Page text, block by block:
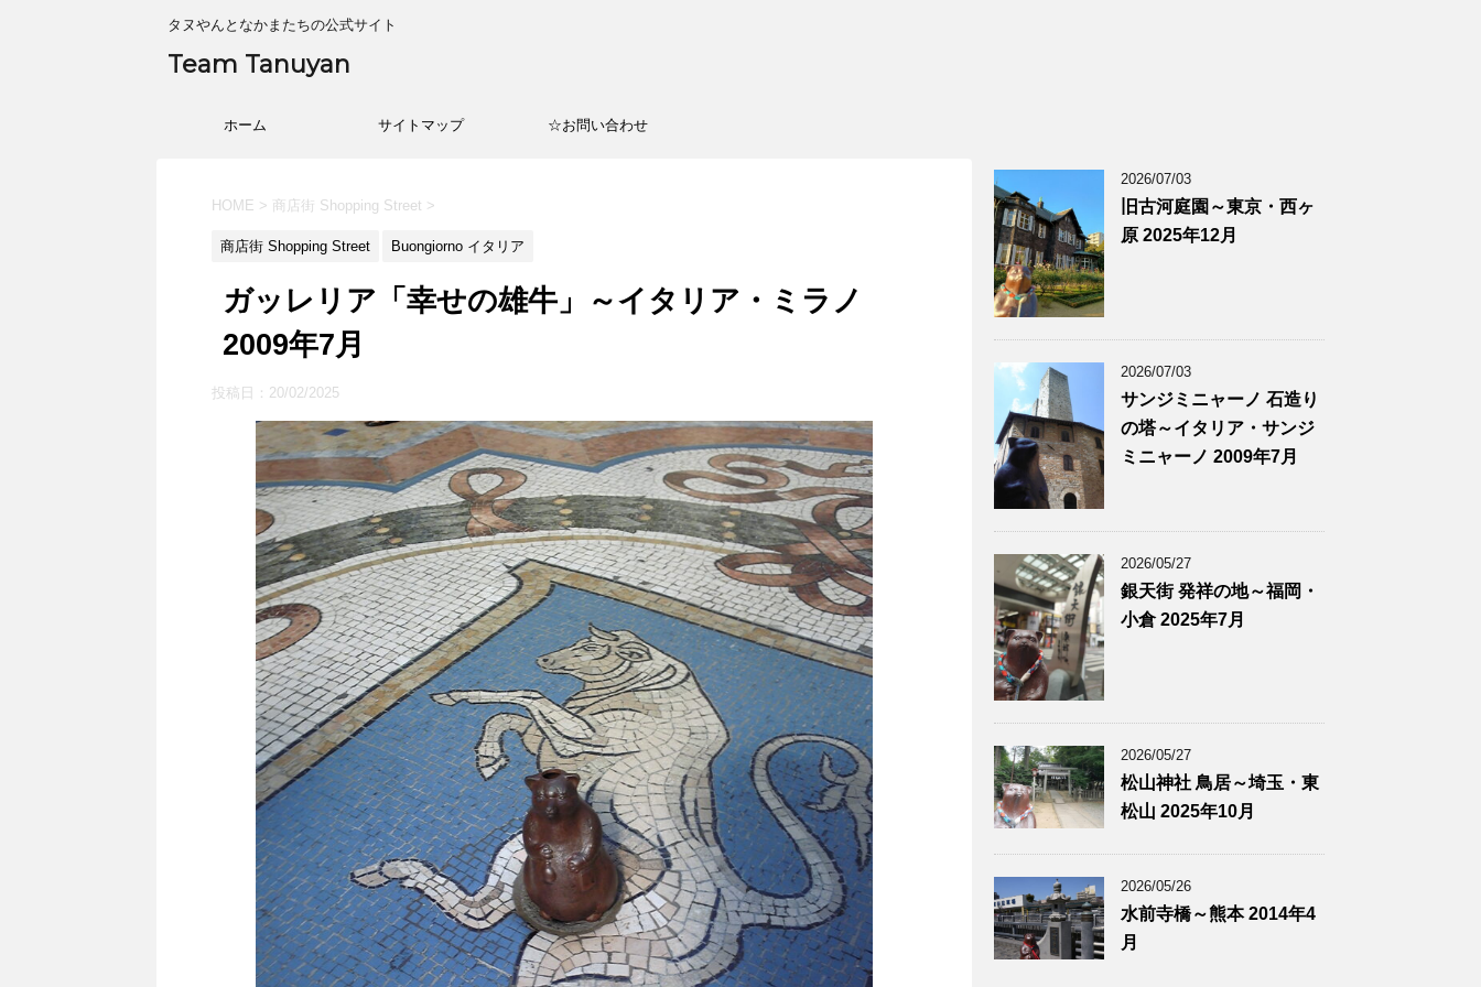
タヌやんとなかまたちの公式サイト
Team Tanuyan
ホーム サイトマップ ☆お問い合わせ
HOME > 商店街 Shopping Street >
商店街 Shopping Street Buongiorno イタリア
ガッレリア「幸せの雄牛」～イタリア・ミラノ
2009年7月
投稿日： 20/02/2025
2026/07/03
旧古河庭園～東京・西ヶ
原 2025年12月
2026/07/03
サンジミニャーノ 石造り
の塔～イタリア・サンジ
ミニャーノ 2009年7月
2026/05/27
銀天街 発祥の地～福岡・
小倉 2025年7月
2026/05/27
松山神社 鳥居～埼玉・東
松山 2025年10月
2026/05/26
水前寺橋～熊本 2014年4
月